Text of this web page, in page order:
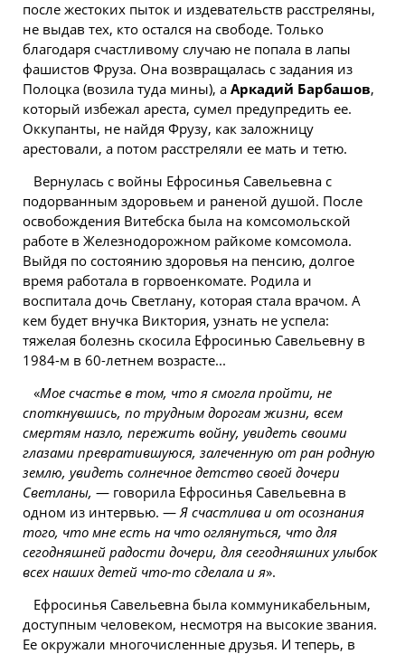
после жестоких пыток и издевательств расстреляны,
не выдав тех, кто остался на свободе. Только
благодаря счастливому случаю не попала в лапы
фашистов Фруза. Она возвращалась с задания из
Полоцка (возила туда мины), а Аркадий Барбашов,
который избежал ареста, сумел предупредить ее.
Оккупанты, не найдя Фрузу, как заложницу
арестовали, а потом расстреляли ее мать и тетю.
Вернулась с войны Ефросинья Савельевна с
подорванным здоровьем и раненой душой. После
освобождения Витебска была на комсомольской
работе в Железнодорожном райкоме комсомола.
Выйдя по состоянию здоровья на пенсию, долгое
время работала в горвоенкомате. Родила и
воспитала дочь Светлану, которая стала врачом. А
кем будет внучка Виктория, узнать не успела:
тяжелая болезнь скосила Ефросинью Савельевну в
1984-м в 60-летнем возрасте...
«Мое счастье в том, что я смогла пройти, не
споткнувшись, по трудным дорогам жизни, всем
смертям назло, пережить войну, увидеть своими
глазами превратившуюся, залеченную от ран родную
землю, увидеть солнечное детство своей дочери
Светланы, — говорила Ефросинья Савельевна в
одном из интервью. —Я счастлива и от осознания
того, что мне есть на что оглянуться, что для
сегодняшней радости дочери, для сегодняшних улыбок
всех наших детей что-то сделала и я».
Ефросинья Савельевна была коммуникабельным,
доступным человеком, несмотря на высокие звания.
Ее окружали многочисленные друзья. И теперь, в